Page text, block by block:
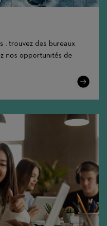
: trouvez des bureaux
nos opportunités de
Learn